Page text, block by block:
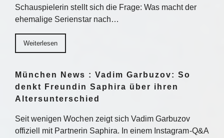
Schauspielerin stellt sich die Frage: Was macht der
ehemalige Serienstar nach…
Weiterlesen
München News : Vadim Garbuzov: So
denkt Freundin Saphira über ihren
Altersunterschied
Seit wenigen Wochen zeigt sich Vadim Garbuzov
offiziell mit Partnerin Saphira. In einem Instagram-Q&A